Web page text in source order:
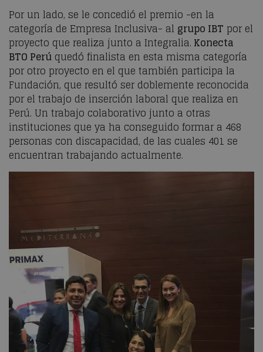
Por un lado, se le concedió el premio -en la
categoría de Empresa Inclusiva- al grupo IBT por el
proyecto que realiza junto a Integralia. Konecta
BTO Perú quedó finalista en esta misma categoría
por otro proyecto en el que también participa la
Fundación, que resultó ser doblemente reconocida
por el trabajo de inserción laboral que realiza en
Perú. Un trabajo colaborativo junto a otras
instituciones que ya ha conseguido formar a 468
personas con discapacidad, de las cuales 401 se
encuentran trabajando actualmente.